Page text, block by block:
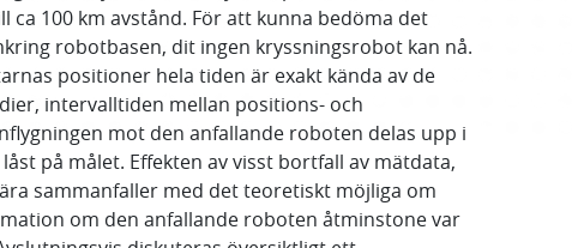
100 km avstånd. För att kunna bedöma det
robotbasen, dit ingen kryssningsrobot kan nå.
positioner hela tiden är exakt kända av de
intervalltiden mellan positions- och
mot den anfallande roboten delas upp i
på målet. Effekten av visst bortfall av mätdata,
sammanfaller med det teoretiskt möjliga om
om den anfallande roboten åtminstone var